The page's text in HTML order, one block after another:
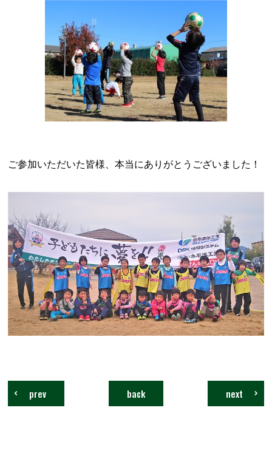
ご参加いただいた皆様、本当にありがとうございました！
next
back
prev